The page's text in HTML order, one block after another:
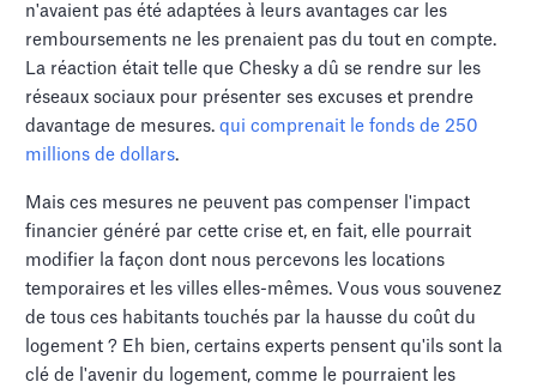
n'avaient pas été adaptées à leurs avantages car les
remboursements ne les prenaient pas du tout en compte.
La réaction était telle que Chesky a dû se rendre sur les
réseaux sociaux pour présenter ses excuses et prendre
davantage de mesures.qui comprenait le fonds de 250
millions de dollars.
Mais ces mesures ne peuvent pas compenser l'impact
financier généré par cette crise et, en fait, elle pourrait
modifier la façon dont nous percevons les locations
temporaires et les villes elles-mêmes. Vous vous souvenez
de tous ces habitants touchés par la hausse du coût du
logement ? Eh bien, certains experts pensent qu'ils sont la
clé de l'avenir du logement, comme le pourraient les